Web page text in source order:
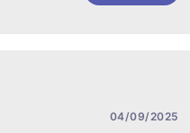
04/09/2025